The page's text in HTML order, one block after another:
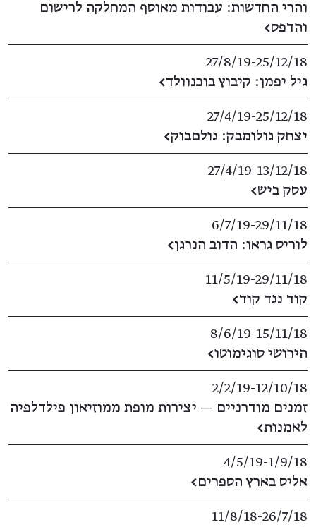
והרי החדשות: עבודות מאוסף המחלקה לרישום
והדפס←
25/12/18
​-​
27/8/19
גיל יפמן: קיבוץ בוכנוולד←
25/12/18
​-​
27/4/19
יצחק גולומבק: גולםבוק←
13/12/18
​-​
27/4/19
עסק ביש←
29/11/18
​-​
6/7/19
לוריס גראו: הדוב הנרגן←
29/11/18
​-​
11/5/19
קוד נגד קוד←
15/11/18
​-​
8/6/19
הירושי סוגימוטו←
12/10/18
​-​
2/2/19
זמנים מודרניים — יצירות מופת ממוזיאון פילדלפיה
לאמנות←
1/9/18
​-​
4/5/19
אליס בארץ הספרים←
26/7/18
​-​
11/8/18